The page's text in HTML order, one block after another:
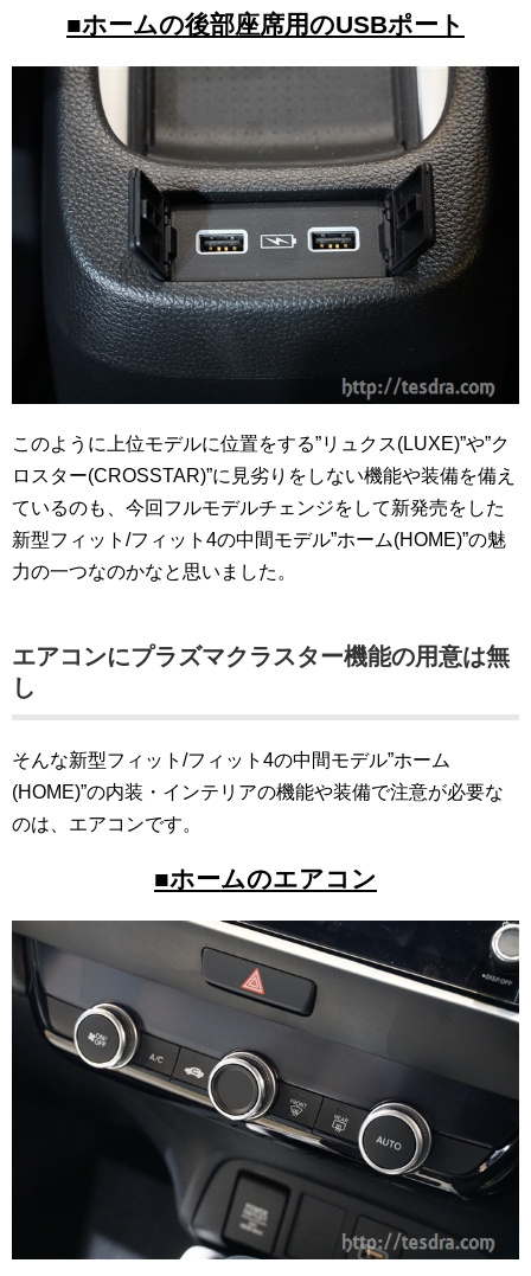
■ホームの後部座席用のUSBポート
このように上位モデルに位置をする”リュクス(LUXE)”や”ク
ロスター(CROSSTAR)”に見劣りをしない機能や装備を備え
ているのも、今回フルモデルチェンジをして新発売をした
新型フィット/フィット4の中間モデル”ホーム(HOME)”の魅
力の一つなのかなと思いました。
エアコンにプラズマクラスター機能の用意は無
し
そんな新型フィット/フィット4の中間モデル”ホーム
(HOME)”の内装・インテリアの機能や装備で注意が必要な
のは、エアコンです。
■ホームのエアコン